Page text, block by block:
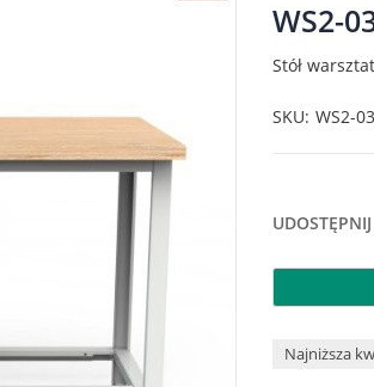
WS2-
Stół
SKU WS2-03
UDOSTĘPNIJ
Najniższa